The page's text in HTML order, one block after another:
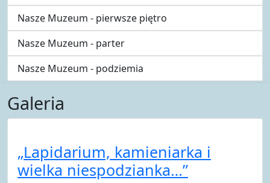
Nasze Muzeum - pierwsze piętro
Nasze Muzeum - parter
Nasze Muzeum - podziemia
Galeria
„Lapidarium, kamieniarka i
wielka niespodzianka…”